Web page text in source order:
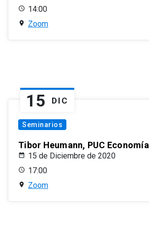
14:00
Zoom
15 DIC
Seminarios
Tibor Heumann, PUC Economía
15 de Diciembre de 2020
17:00
Zoom